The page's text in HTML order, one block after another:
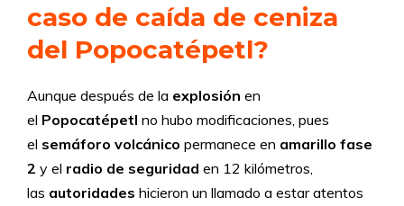
caso de caída de ceniza
del Popocatépetl?
Aunque después de la explosión en
el Popocatépetl no hubo modificaciones, pues
el semáforo volcánico permanece en amarillo fase
2 y el radio de seguridad en 12 kilómetros,
las autoridades hicieron un llamado a estar atentos